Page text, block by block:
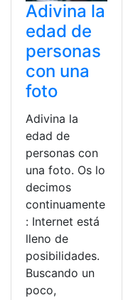
Adivina la
edad de
personas
con una
foto
Adivina la
edad de
personas con
una foto. Os lo
decimos
continuamente
: Internet está
lleno de
posibilidades.
Buscando un
poco,